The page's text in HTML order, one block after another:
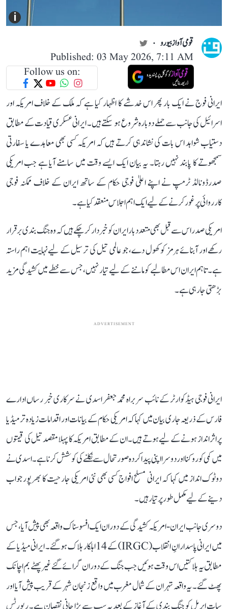
i
قومی آواز بیورو
Published: 03 May 2026, 7:11 AM
Follow us on:
ایرانی فوج نے ایک بار پھر اس خدشے کا اظہار کیا ہے کہ ملک کے خلاف امریکہ اور
اسرائیل کی جانب سے حملے دوبارہ شروع ہو سکتے ہیں۔ ایرانی عسکری قیادت کے مطابق
دستیاب شواہد اس بات کی نشاندہی کرتے ہیں کہ امریکہ کسی بھی معاہدے یا سفارتی
سمجھوتے کا پابند نہیں رہتا۔ یہ بیان ایک ایسے وقت میں سامنے آیا ہے جب امریکی
صدرڈونالڈ ٹرمپ نے اپنے اعلیٰ فوجی حکام کے ساتھ ایران کے خلاف ممکنہ فوجی
کارروائی پر غور کرنےکے لیے ایک اہم اجلاس منعقد کیا ہے۔
امریکی صدر اس سے قبل بھی متعدد بار ایران کو خبردار کر چکے ہیں کہ وہ جنگ بندی برقرار
رکھے اور آبنائے ہرمز کو کھول دے، جو عالمی تیل کی ترسیل کے لیے نہایت اہم راستہ
ہے۔ تاہم ایران اس مطالبے کو ماننے کے لیے تیار نہیں، جس سے خطے میں کشیدگی مزید
بڑھتی جا رہی ہے۔
ADVERTISEMENT
ایرانی فوجی ہیڈکوارٹر کے نائب سربراہ محمد جعفر اسدی نے سرکاری خبر رساں ادارے
فارس کے ذریعہ جاری بیان میں کہا کہ امریکی حکام کے بیانات اور اقدامات زیادہ تر میڈیا
پر اثرانداز ہونے کے لیے ہوتے ہیں۔ ان کے مطابق امریکہ کا پہلا مقصد تیل کی قیمتوں
میں کمی کو روکنا اور دوسرا اپنی پیدا کردہ صورتحال سے نکلنے کی کوشش کرنا ہے۔ اسدی نے
دوٹوک انداز میں کہا کہ ایرانی مسلح افواج کسی بھی نئی امریکی جارحیت کا بھرپور جواب
دینے کے لیے مکمل طور پر تیار ہیں۔
دوسری جانب ایران-امریکہ کشیدگی کے دوران ایک افسوسناک واقعہ بھی پیش آیا، جس
میں ایرانی پاسدارانِ انقلاب (IRGC) کے 14 اہلکار ہلاک ہو گئے۔ ایرانی میڈیا کے
مطابق یہ ہلاکتیں اس وقت ہوئیں جب جنگ کے دوران گرائے گئے غیر پھٹے بم اچانک
پھٹ گئے۔ یہ واقعہ تہران کے شمال مغرب میں واقع زنجان شہر کے قریب پیش آیا اور